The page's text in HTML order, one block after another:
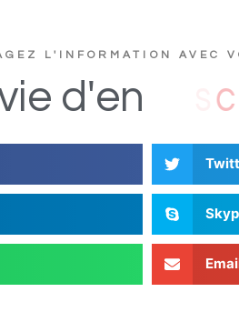
L'INFORMATION AVEC
d'en